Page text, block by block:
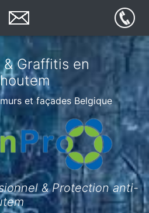
Graffitis en
et façades Belgique
& Protection anti-